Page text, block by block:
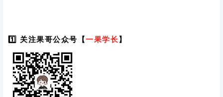
1️⃣ 关注果哥公众号【一果学长】